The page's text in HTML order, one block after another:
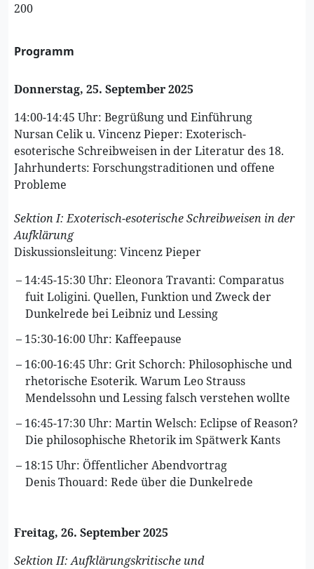
200
Programm
Donnerstag, 25. September 2025
14:00-14:45 Uhr: Begrüßung und Einführung
Nursan Celik u. Vincenz Pieper: Exoterisch-
esoterische Schreibweisen in der Literatur des 18.
Jahrhunderts: Forschungstraditionen und offene
Probleme
Sektion I: Exoterisch-esoterische Schreibweisen in der
Aufklärung
​Diskussionsleitung: Vincenz Pieper
14:45-15:30 Uhr: Eleonora Travanti: Comparatus
fuit Loligini. Quellen, Funktion und Zweck der
Dunkelrede bei Leibniz und Lessing
15:30-16:00 Uhr: Kaffeepause
16:00-16:45 Uhr: Grit Schorch: Philosophische und
rhetorische Esoterik. Warum Leo Strauss
Mendelssohn und Lessing falsch verstehen wollte
16:45-17:30 Uhr: Martin Welsch: Eclipse of Reason?
Die philosophische Rhetorik im Spätwerk Kants
18:15 Uhr: Öffentlicher Abendvortrag
Denis Thouard: Rede über die Dunkelrede
Freitag, 26. September 2025
Sektion II: Aufklärungskritische und